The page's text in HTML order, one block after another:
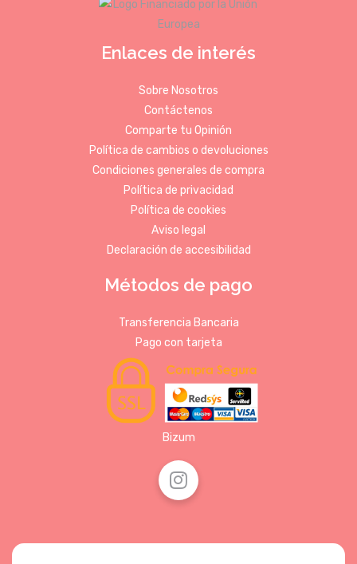
Enlaces de interés
Sobre Nosotros
Contáctenos
Comparte tu Opinión
Política de cambios o devoluciones
Condiciones generales de compra
Política de privacidad
Política de cookies
Aviso legal
Declaración de accesibilidad
Métodos de pago
Transferencia Bancaria
Pago con tarjeta
Bizum